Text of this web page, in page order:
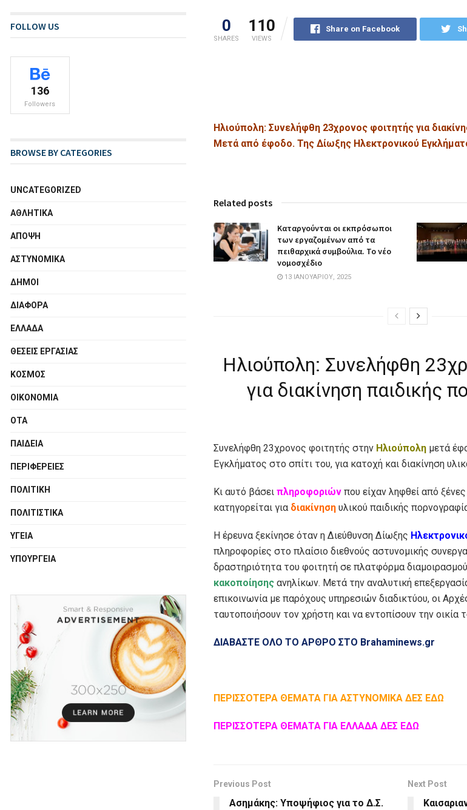
0
SHARES
110
VIEWS
Share on Facebook
Ηλιούπολη: Συνελήφθη 23χρονος φοιτητής για
Μετά από έφοδο. Της Δίωξης Ηλεκτρονικού
Related posts
Καταργούνται οι εκπρόσωποι
των εργαζομένων από τα
πειθαρχικά συμβούλια. Το νέο
νομοσχέδιο
13 ΙΑΝΟΥΑΡΊΟΥ, 2025
Ηλιούπολη: Συνελήφθη
για διακίνηση παιδικής
Συνελήφθη 23χρονος φοιτητής στην Ηλιούπολη μετά
Εγκλήματος στο σπίτι του, για κατοχή και διακίνηση
Κι αυτό βάσει πληροφοριών που είχαν ληφθεί από
κατηγορείται για διακίνηση υλικού παιδικής
Η έρευνα ξεκίνησε όταν η Διεύθυνση Δίωξης
πληροφορίες στο πλαίσιο διεθνούς αστυνομικής
δραστηριότητα του φοιτητή σε πλατφόρμα
κακοποίησης ανηλίκων. Μετά την αναλυτική
επικοινωνία με παρόχους υπηρεσιών διαδικτύου, οι
ταυτοποιήσουν τον χρήστη και να εντοπίσουν την οικία
ΔΙΑΒΑΣΤΕ ΟΛΟ ΤΟ ΑΡΘΡΟ ΣΤΟ Brahaminews.gr
ΠΕΡΙΣΣΟΤΕΡΑ ΘΕΜΑΤΑ ΓΙΑ ΑΣΤΥΝΟΜΙΚΑ ΔΕΣ ΕΔΩ
ΠΕΡΙΣΣΟΤΕΡΑ ΘΕΜΑΤΑ ΓΙΑ ΕΛΛΑΔΑ ΔΕΣ ΕΔΩ
Previous Post
Ασημάκης: Υποψήφιος για το Δ.Σ.
Next Post
FOLLOW US
136
Followers
BROWSE BY CATEGORIES
UNCATEGORIZED
ΑΘΛΗΤΙΚΑ
ΑΠΟΨΗ
ΑΣΤΥΝΟΜΙΚΑ
ΔΗΜΟΙ
ΔΙΑΦΟΡΑ
ΕΛΛΑΔΑ
ΘΕΣΕΙΣ ΕΡΓΑΣΙΑΣ
ΚΟΣΜΟΣ
ΟΙΚΟΝΟΜΙΑ
ΟΤΑ
ΠΑΙΔΕΙΑ
ΠΕΡΙΦΕΡΕΙΕΣ
ΠΟΛΙΤΙΚΗ
ΠΟΛΙΤΙΣΤΙΚΑ
ΥΓΕΙΑ
ΥΠΟΥΡΓΕΙΑ